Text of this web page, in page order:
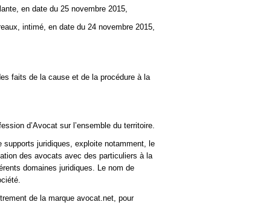
en date du 25 novembre 2015,
intimé, en date du 24 novembre 2015,
faits de la cause et de la procédure à la
d’Avocat sur l’ensemble du territoire.
supports juridiques, exploite notamment, le
des avocats avec des particuliers à la
domaines juridiques. Le nom de
de la marque avocat.net, pour